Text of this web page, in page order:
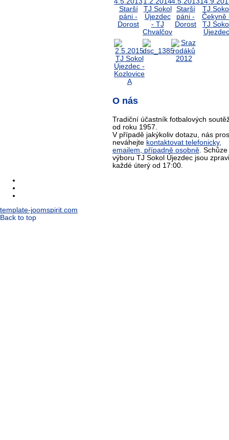
O nás
Tradiční účastník fotbalových
od roku 1957.
V případě jakýkoliv dotazu, nás
neváhejte kontaktovat telefonicky,
emailem, případně osobně. Schůze
výboru TJ Sokol Újezdec jsou
každé úterý od 17:00.
template-joomspirit.com
Back to top